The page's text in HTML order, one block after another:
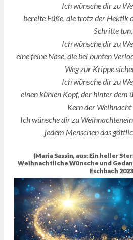
Ich wünsche dir zu
bereite Füße, die trotz der Hektik
Schritte tun.
Ich wünsche dir zu
eine feine Nase, die bei bunten
Weg zur Krippe
Ich wünsche dir zu
einen kühlen Kopf, der hinter dem
Kern der
Ich wünsche dir zu
jedem Menschen das
(Maria Sassin, aus: Ein heller
Weihnachtliche Wünsche und
Eschbach